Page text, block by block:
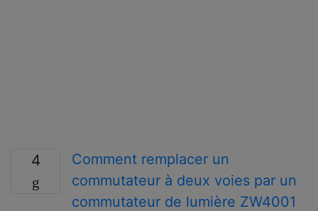
4
Comment remplacer un
commutateur à deux voies par un
commutateur de lumière ZW4001